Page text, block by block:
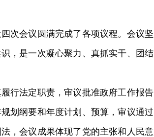
会议圆满完成了各项议程。会议坚
，是一次凝心聚力、真抓实干、团结
法定职责，审议批准政府工作报告
划纲要和年度计划、预算，审议通过
，会议成果体现了党的主张和人民意